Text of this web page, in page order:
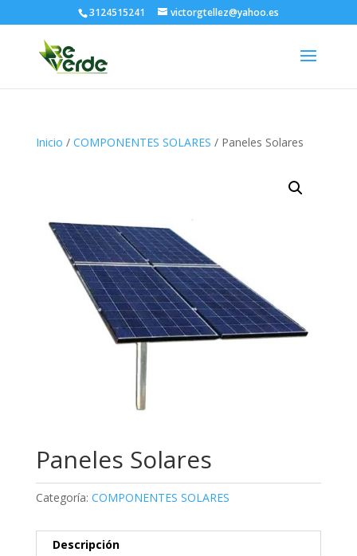
3124515241 victorgtellez@yahoo.es
Inicio / COMPONENTES SOLARES / Paneles Solares
Paneles Solares
Categoría: COMPONENTES SOLARES
Descripción